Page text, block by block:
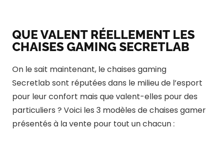
QUE VALENT RÉELLEMENT LES
CHAISES GAMING SECRETLAB
On le sait maintenant, le chaises gaming
Secretlab sont réputées dans le milieu de l’esport
pour leur confort mais que valent-elles pour des
particuliers ? Voici les 3 modèles de chaises gamer
présentés à la vente pour tout un chacun :